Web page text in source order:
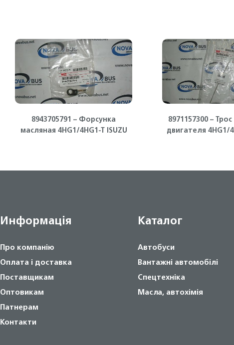
8943705791 – Форсунка
масляная 4HG1/4HG1-T ISUZU
8971157300 –
двигателя 4HG1/4HG1-T/4HF1
Информація
Про компанію
Оплата і доставка
Поставщикам
Оптовикам
Патнерам
Контакти
Каталог
Автобуси
Вантажні автомобілі
Спецтехніка
Масла, автохімія